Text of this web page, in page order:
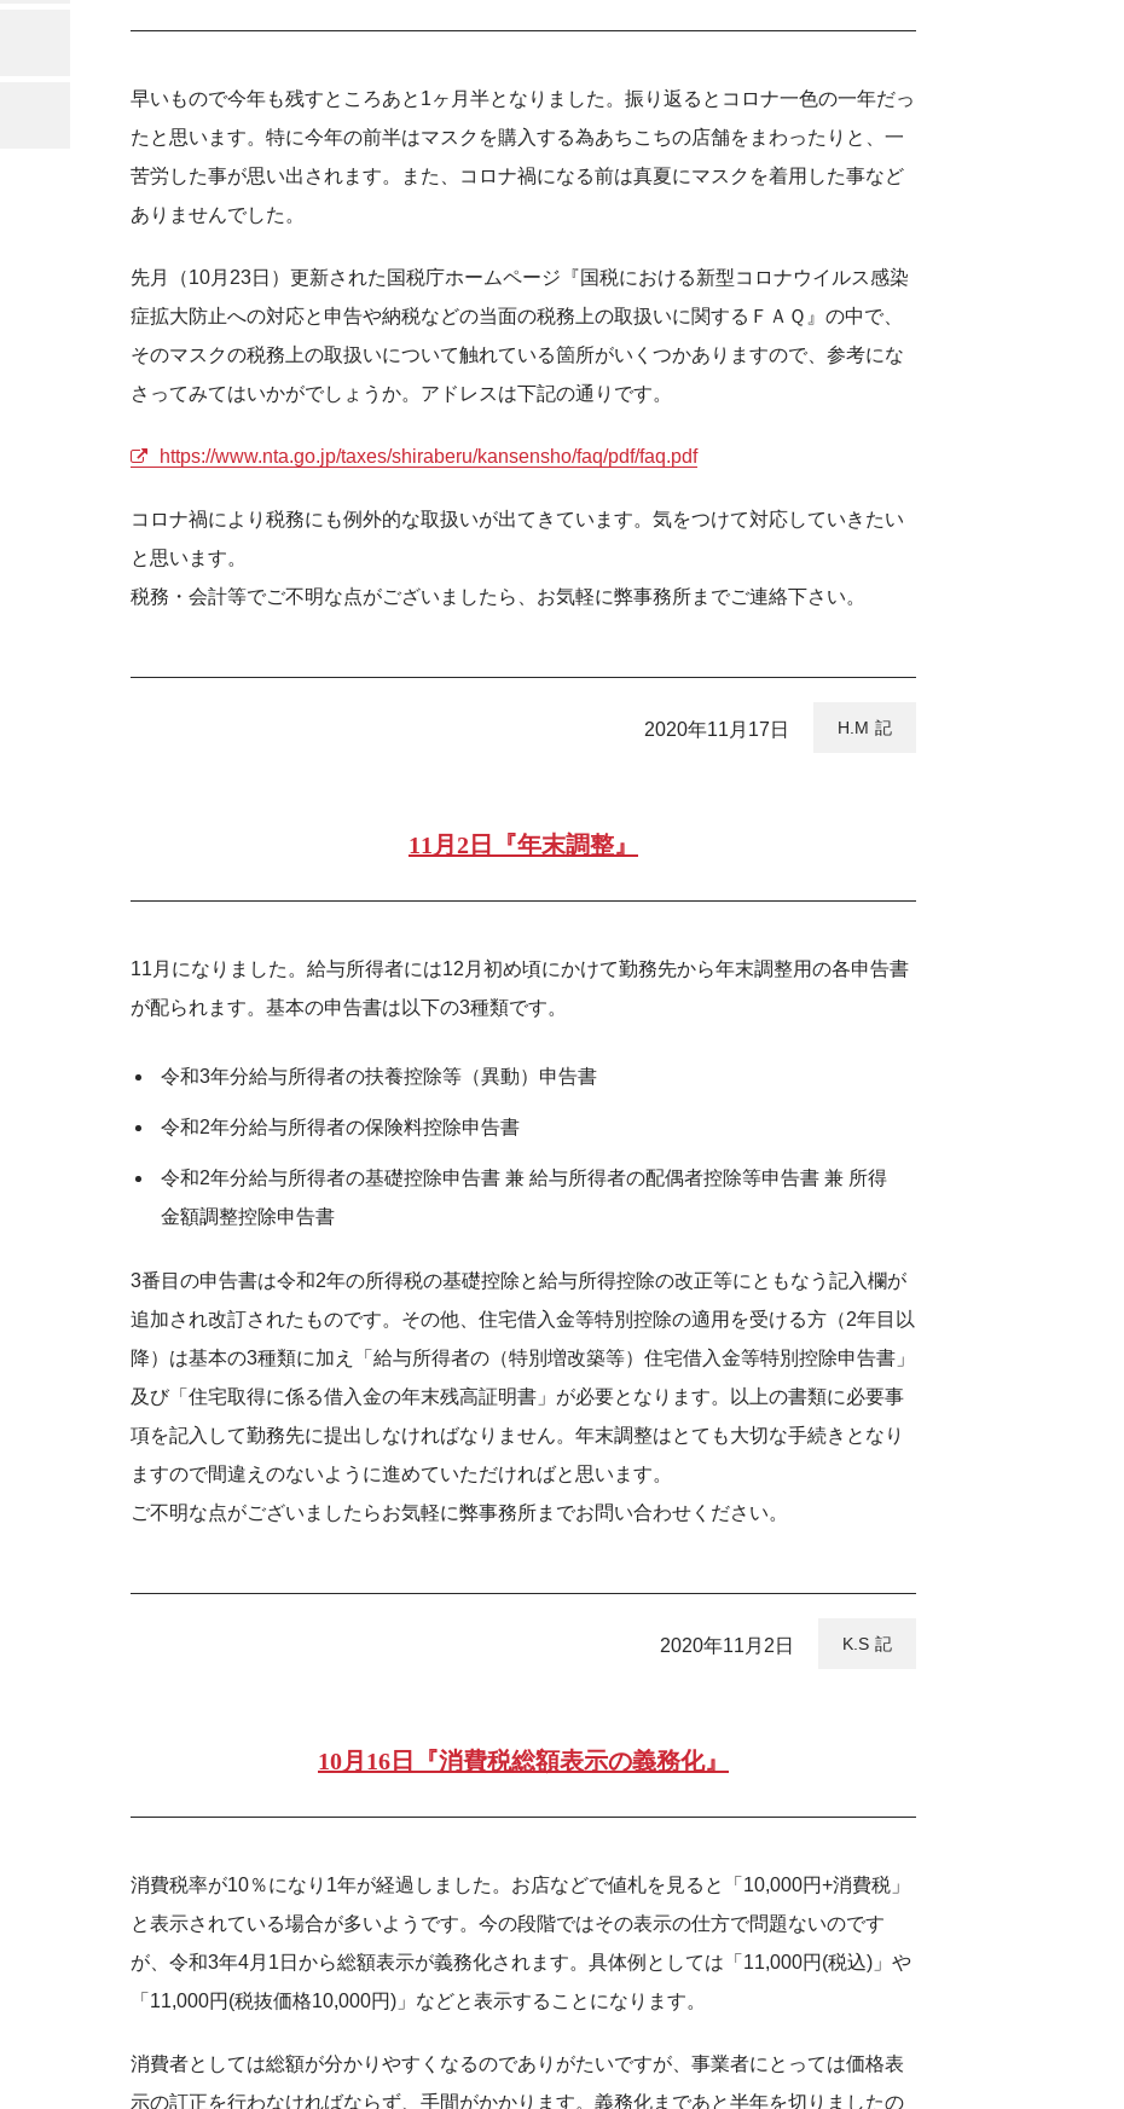
早いもので今年も残すところあと1ヶ月半となりました。振り返るとコロナ一色の一年だっ
たと思います。特に今年の前半はマスクを購入する為あちこちの店舗をまわったりと、一
苦労した事が思い出されます。また、コロナ禍になる前は真夏にマスクを着用した事など
ありませんでした。
先月（10月23日）更新された国税庁ホームページ『国税における新型コロナウイルス感染
症拡大防止への対応と申告や納税などの当面の税務上の取扱いに関するＦＡＱ』の中で、
そのマスクの税務上の取扱いについて触れている箇所がいくつかありますので、参考にな
さってみてはいかがでしょうか。アドレスは下記の通りです。
https://www.nta.go.jp/taxes/shiraberu/kansensho/faq/pdf/faq.pdf
コロナ禍により税務にも例外的な取扱いが出てきています。気をつけて対応していきたい
と思います。
税務・会計等でご不明な点がございましたら、お気軽に弊事務所までご連絡下さい。
H.M
2020年11月17日
11月2日『年末調整』
11月になりました。給与所得者には12月初め頃にかけて勤務先から年末調整用の各申告書
が配られます。基本の申告書は以下の3種類です。
令和3年分給与所得者の扶養控除等（異動）申告書
令和2年分給与所得者の保険料控除申告書
令和2年分給与所得者の基礎控除申告書 兼 給与所得者の配偶者控除等申告書 兼 所得
金額調整控除申告書
3番目の申告書は令和2年の所得税の基礎控除と給与所得控除の改正等にともなう記入欄が
追加され改訂されたものです。その他、住宅借入金等特別控除の適用を受ける方（2年目以
降）は基本の3種類に加え「給与所得者の（特別増改築等）住宅借入金等特別控除申告書」
及び「住宅取得に係る借入金の年末残高証明書」が必要となります。以上の書類に必要事
項を記入して勤務先に提出しなければなりません。年末調整はとても大切な手続きとなり
ますので間違えのないように進めていただければと思います。
ご不明な点がございましたらお気軽に弊事務所までお問い合わせください。
K.S
2020年11月2日
10月16日『消費税総額表示の義務化』
消費税率が10％になり1年が経過しました。お店などで値札を見ると「10,000円+消費税」
と表示されている場合が多いようです。今の段階ではその表示の仕方で問題ないのです
が、令和3年4月1日から総額表示が義務化されます。具体例としては「11,000円(税込)」や
「11,000円(税抜価格10,000円)」などと表示することになります。
消費者としては総額が分かりやすくなるのでありがたいですが、事業者にとっては価格表
示の訂正を行わなければならず、手間がかかります。義務化まであと半年を切りましたの